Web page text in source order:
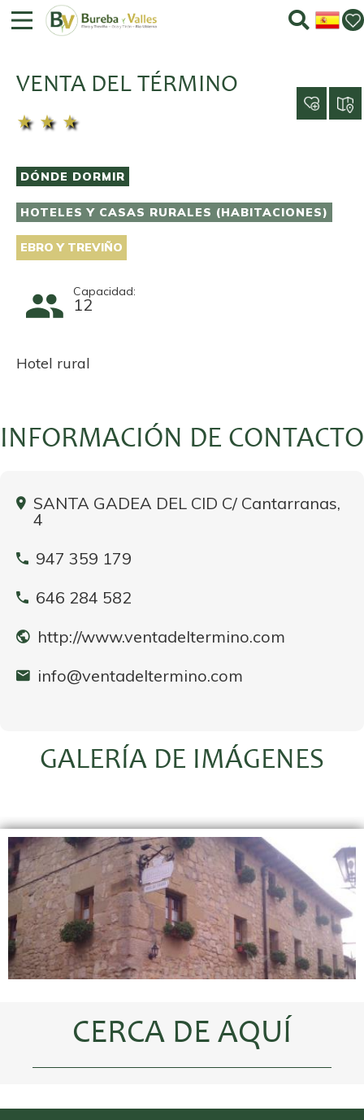
VENTA DEL TÉRMINO
star_rate star_rate star_rate
INFORMACIÓN DE CONTACTO
SANTA GADEA DEL CID C/ Cantarranas,
4
947 359 179
646 284 582
http://www.ventadeltermino.com
info@ventadeltermino.com
GALERÍA DE IMÁGENES
DÓNDE DORMIR
HOTELES Y CASAS RURALES (HABITACIONES)
EBRO Y TREVIÑO
Capacidad:
12
Hotel rural
CERCA DE AQUÍ